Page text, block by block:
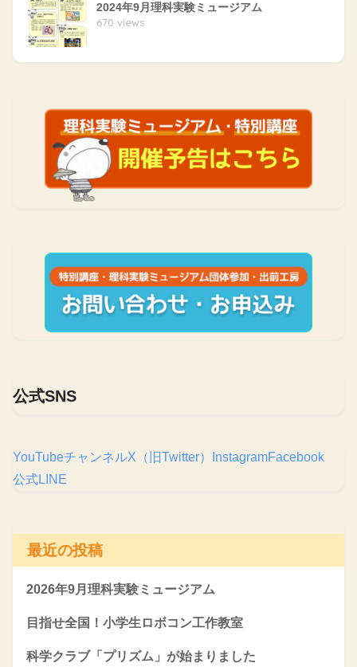
2024年9月理科実験ミュージアム
670 views
公式SNS
YouTubeチャンネルX（旧Twitter） InstagramFacebook
公式LINE
最近の投稿
2026年9月理科実験ミュージアム
目指せ全国！小学生ロボコン工作教室
科学クラブ「プリズム」が始まりました